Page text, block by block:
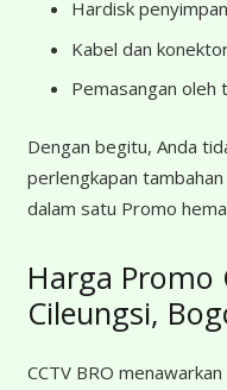
Hardisk
Kabel dan
Pemasangan oleh
Dengan begitu, Anda
perlengkapan
dalam satu Promo
Harga Promo
Cileungsi,
CCTV BRO